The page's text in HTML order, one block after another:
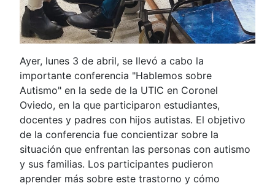
Ayer, lunes 3 de abril, se llevó a cabo la
importante conferencia "Hablemos sobre
Autismo" en la sede de la UTIC en Coronel
Oviedo, en la que participaron estudiantes,
docentes y padres con hijos autistas. El objetivo
de la conferencia fue concientizar sobre la
situación que enfrentan las personas con autismo
y sus familias. Los participantes pudieron
aprender más sobre este trastorno y cómo